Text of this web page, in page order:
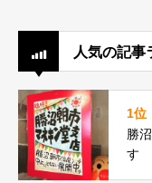
人気の記事
1位
勝
す